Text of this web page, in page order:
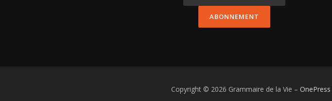
Copyright © 2026 Grammaire de la Vie – OnePress